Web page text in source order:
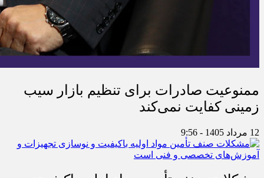
ممنوعیت صادرات برای تنظیم بازار سیب
زمینی کفایت نمی‌کند
12 مرداد 1405 - 9:56